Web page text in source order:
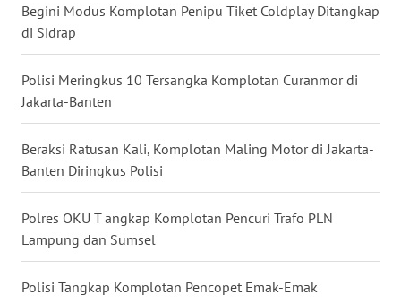
Begini Modus Komplotan Penipu Tiket Coldplay Ditangkap
di Sidrap
Polisi Meringkus 10 Tersangka Komplotan Curanmor di
Jakarta-Banten
Beraksi Ratusan Kali, Komplotan Maling Motor di Jakarta-
Banten Diringkus Polisi
Polres OKU T angkap Komplotan Pencuri Trafo PLN
Lampung dan Sumsel
Polisi Tangkap Komplotan Pencopet Emak-Emak
SUMBAR
SUMSEL
WN
BENGKULU
WN
LAMPUNG
WN
JATENG